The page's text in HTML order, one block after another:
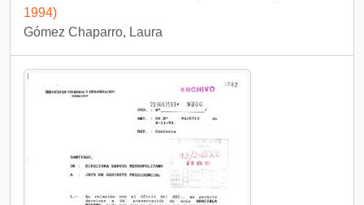
1994)
Gómez Chaparro, Laura